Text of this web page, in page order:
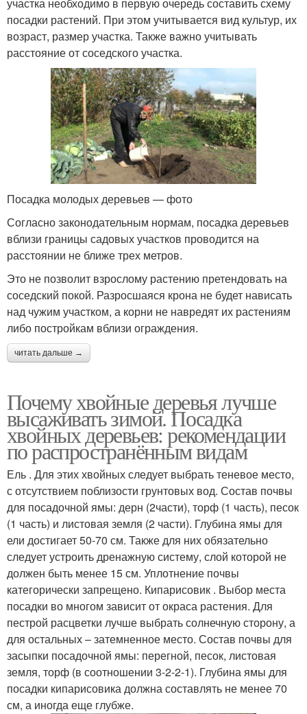
Пирамидальные дерева Дерева для сада
150-летний дерево
Быстрорастущие
дерева
Карликовые дерева
Хвойные породы
Дерево с округлой
кроной
Низкорослые дерева Декоративные дерева
Дерева для дачи
Дерева с зонтичной
кроной
посадки растений. При этом учитывается вид культур, их
возраст, размер участка. Также важно учитывать
расстояние от соседского участка.
Посадка молодых деревьев — фото
Согласно законодательным нормам, посадка деревьев
вблизи границы садовых участков проводится на
расстоянии не ближе трех метров.
Это не позволит взрослому растению претендовать на
соседский покой. Разросшаяся крона не будет нависать
над чужим участком, а корни не навредят их растениям
либо постройкам вблизи ограждения.
читать дальше →
Почему хвойные деревья лучше
высаживать зимой. Посадка
хвойных деревьев: рекомендации
по распространённым видам
Ель . Для этих хвойных следует выбрать теневое место,
с отсутствием поблизости грунтовых вод. Состав почвы
для посадочной ямы: дерн (2части), торф (1 часть), песок
(1 часть) и листовая земля (2 части). Глубина ямы для
ели достигает 50-70 см. Также для них обязательно
следует устроить дренажную систему, слой которой не
должен быть менее 15 см. Уплотнение почвы
категорически запрещено. Кипарисовик . Выбор места
посадки во многом зависит от окраса растения. Для
пестрой расцветки лучше выбрать солнечную сторону, а
для остальных – затемненное место. Состав почвы для
засыпки посадочной ямы: перегной, песок, листовая
земля, торф (в соотношении 3-2-2-1). Глубина ямы для
посадки кипарисовика должна составлять не менее 70
см, а иногда еще глубже.